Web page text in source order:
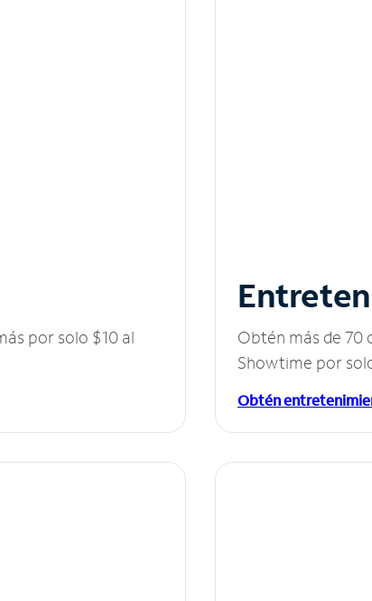
por solo $10 al
Obtén más de 70
Showtime por
Obtén